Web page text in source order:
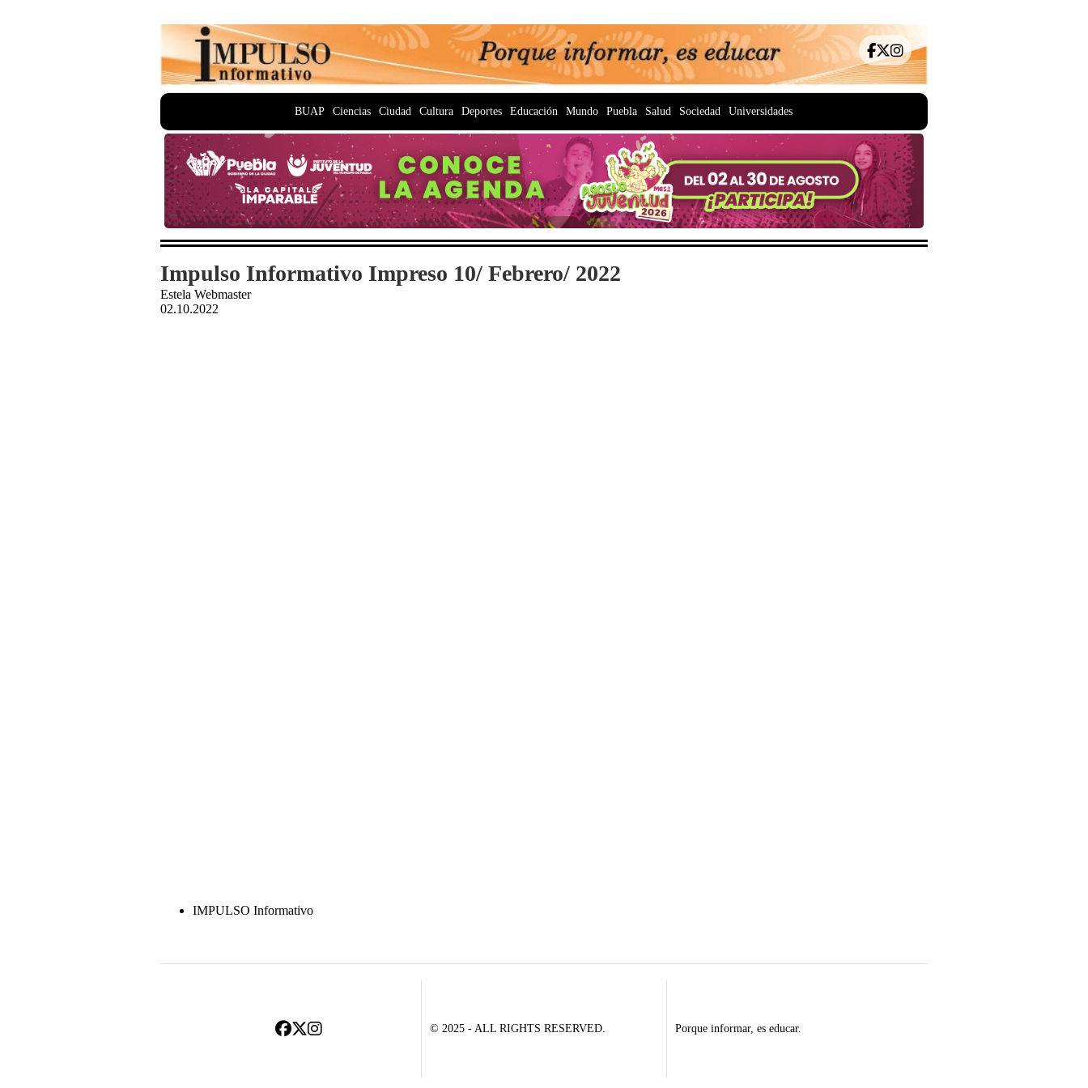
BUAP Ciencias Ciudad Cultura Deportes Educación Mundo Puebla Salud Sociedad Universidades
Impulso Informativo Impreso 10/ Febrero/ 2022
Estela Webmaster
02.10.2022
IMPULSO Informativo
© 2025 - ALL RIGHTS RESERVED. Porque informar, es educar.